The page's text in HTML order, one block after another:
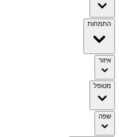
התמחות
איזור
מטופל
שפה